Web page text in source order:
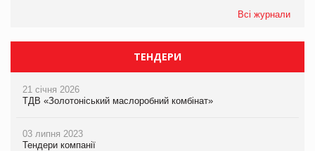
Всі журнали
ТЕНДЕРИ
21 січня 2026
ТДВ «Золотоніський маслоробний комбінат»
03 липня 2023
Тендери компанії